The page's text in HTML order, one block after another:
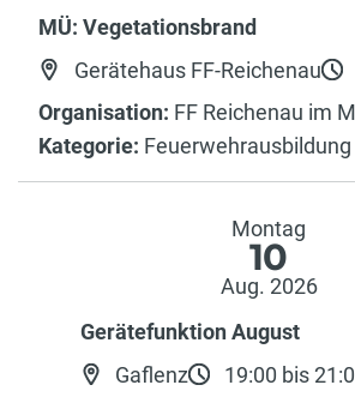
MÜ: Vegetationsbrand
Gerätehaus FF-Reichenau
Organisation: FF Reichenau im
Kategorie:
Montag
10
Aug. 2026
Gerätefunktion August
Gaflenz
19:00 bis